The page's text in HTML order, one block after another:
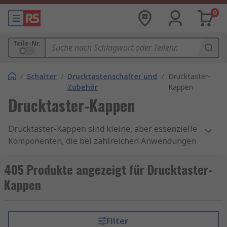
0
Teile-Nr.
/ Schalter / Drucktastenschalter und
Zubehör
/ Drucktaster-
Kappen
Drucktaster-Kappen
Drucktaster-Kappen sind kleine, aber essenzielle
Komponenten, die bei zahlreichen Anwendungen
Automobilbau eine wichtige Rolle spielen. Sie
dienen als Benutzeroberfläche für Drucktaster
und bieten einen praktischen und komfortablen
Steuerungen. Drucktaster-Kappen sind ein
405 Produkte angezeigt für Drucktaster-
Kappen
Filter